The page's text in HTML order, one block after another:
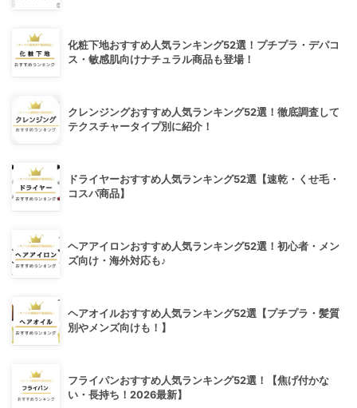
化粧下地おすすめ人気ランキング52選！プチプラ・デパコ
ス・敏感肌向けナチュラル商品も登場！
クレンジングおすすめ人気ランキング52選！徹底調査して
テクスチャータイプ別に紹介！
ドライヤーおすすめ人気ランキング52選【速乾・くせ毛・
コスパ商品】
ヘアアイロンおすすめ人気ランキング52選！初心者・メン
ズ向け・海外対応も♪
ヘアオイルおすすめ人気ランキング52選【プチプラ・髪質
別やメンズ向けも！】
フライパンおすすめ人気ランキング52選！【焦げ付かな
い・長持ち！2026最新】